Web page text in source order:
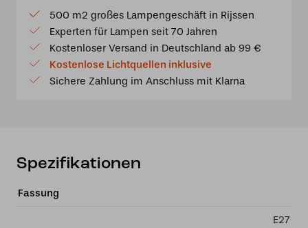
Luxembourg
53
/
Flow
Menge
500 m2 großes Lampengeschäft in Rijssen
Experten für Lampen seit 70 Jahren
Kostenloser Versand in Deutschland ab 99 €
Kostenlose Lichtquellen inklusive
Sichere Zahlung im Anschluss mit Klarna
Spezifikationen
Fassung
E27